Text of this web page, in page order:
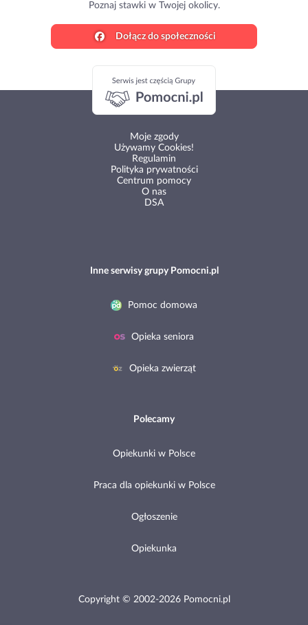
Poznaj stawki w Twojej okolicy.
Dołącz do społeczności
Moje zgody
Używamy Cookies!
Regulamin
Polityka prywatności
Centrum pomocy
O nas
DSA
Inne serwisy grupy Pomocni.pl
Pomoc domowa
Opieka seniora
Opieka zwierząt
Polecamy
Opiekunki w Polsce
Praca dla opiekunki w Polsce
Ogłoszenie
Opiekunka
Copyright © 2002-2026 Pomocni.pl